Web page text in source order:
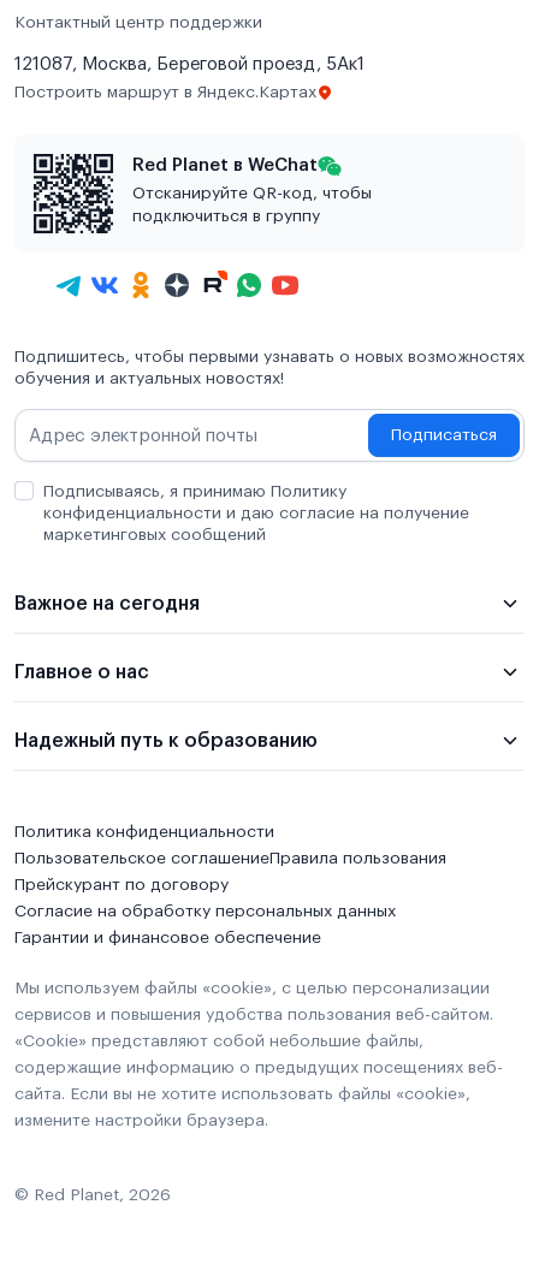
Контактный центр поддержки
121087, Москва, Береговой проезд, 5Ак1
Построить маршрут в Яндекс.Картах
Red Planet в WeChat
Отсканируйте QR-код, чтобы
подключиться в группу
Подпишитесь, чтобы первыми узнавать о новых возможностях
обучения и актуальных новостях!
Подписаться
Подписываясь, я принимаю Политику
конфиденциальности и даю согласие на получение
маркетинговых сообщений
Важное на сегодня
Главное о нас
Надежный путь к образованию
Политика конфиденциальности
Пользовательское соглашениеПравила пользования
Прейскурант по договору
Согласие на обработку персональных данных
Гарантии и финансовое обеспечение
Мы используем файлы «cookie», с целью персонализации
сервисов и повышения удобства пользования веб-сайтом.
«Cookie» представляют собой небольшие файлы,
содержащие информацию о предыдущих посещениях веб-
сайта. Если вы не хотите использовать файлы «cookie»,
измените настройки браузера.
© Red Planet, 2026